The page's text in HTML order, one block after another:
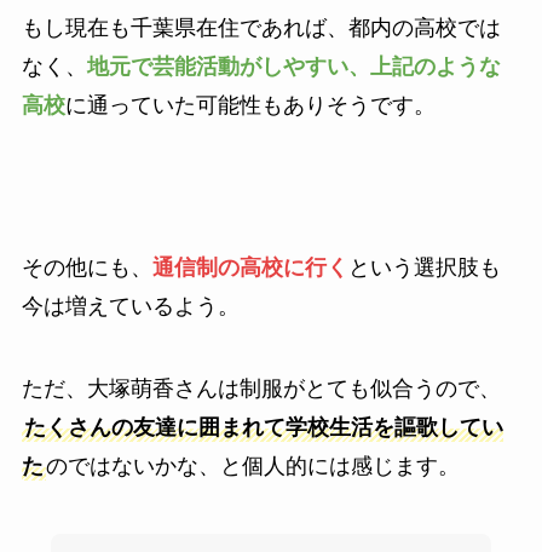
もし現在も千葉県在住であれば、都内の高校では
なく、 地元で芸能活動がしやすい、上記のような
高校に通っていた可能性もありそうです。
その他にも、 通信制の高校に行く という選択肢も
今は増えているよう。
ただ、大塚萌香さんは制服がとても似合うので、
たくさんの友達に囲まれて学校生活を謳歌してい
たのではないかな、と個人的には感じます。